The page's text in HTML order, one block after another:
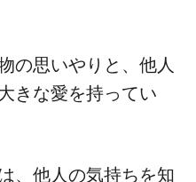
の思いやりと、他人
きな愛を持ってい
、他人の気持ちを知